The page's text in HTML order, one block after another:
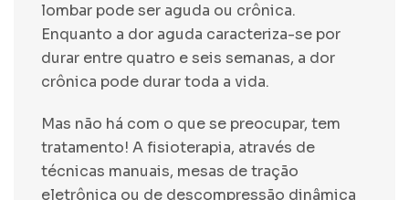
lombar pode ser aguda ou crônica.
Enquanto a dor aguda caracteriza-se por
durar entre quatro e seis semanas, a dor
crônica pode durar toda a vida.
Mas não há com o que se preocupar, tem
tratamento! A fisioterapia, através de
técnicas manuais, mesas de tração
eletrônica ou de descompressão dinâmica